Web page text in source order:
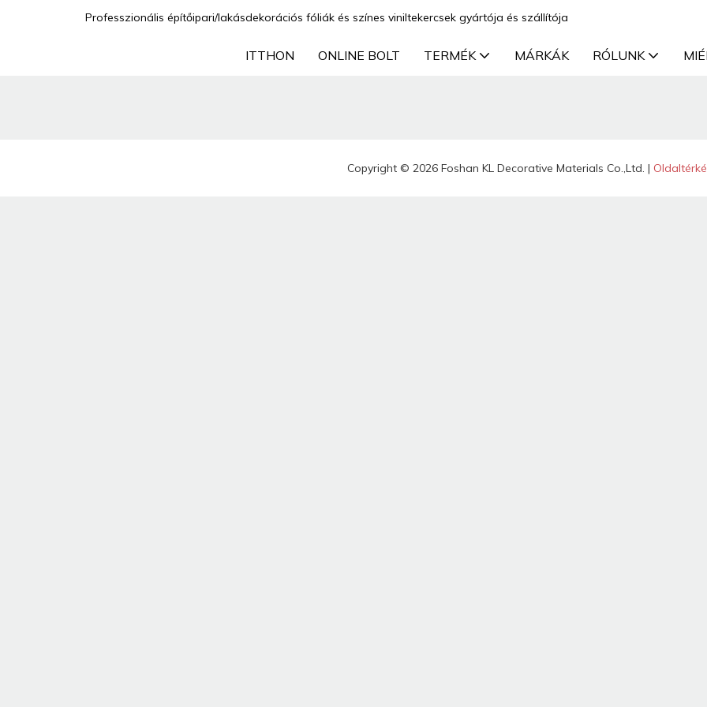
Professzionális építőipari/lakásdekorációs fóliák és színes viniltekercsek gyártója és szállítója
ITTHON ONLINE BOLT TERMÉK MÁRKÁK RÓLUNK
Copyright © 2026 Foshan KL Decorative Materials Co.,Ltd. |